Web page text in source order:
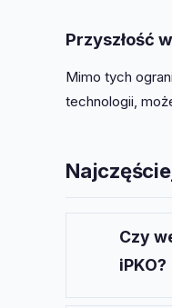
Przyszłość
Mimo tych
technologii,
Czy
iPKO?